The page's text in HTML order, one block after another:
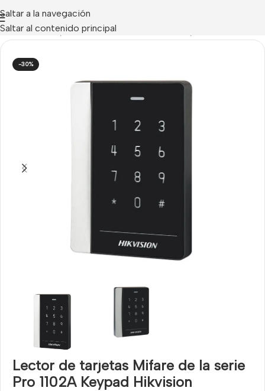
Saltar a la navegación
Saltar al contenido principal
ACCESOS/Hikvision Control de Accesos
-30%
Lector de tarjetas Mifare de la serie
Pro 1102A Keypad Hikvision